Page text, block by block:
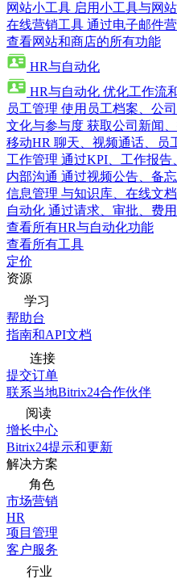
网站小工具 启用小工具与网
在线营销工具 通过电子邮件
查看网站和商店的所有功能
HR与自动化
HR与自动化 优化工作流
员工管理 使用员工档案、公
文化与参与度 获取公司新闻
移动HR 聊天、视频通话、员
工作管理 通过KPI、工作报告
内部沟通 通过视频公告、备
信息管理 与知识库、在线文
自动化 通过请求、审批、费
查看所有HR与自动化功能
查看所有工具
定价
资源
学习
帮助台
指南和API文档
连接
提交订单
联系当地Bitrix24合作伙伴
阅读
增长中心
Bitrix24提示和更新
解决方案
角色
市场营销
HR
项目管理
客户服务
行业